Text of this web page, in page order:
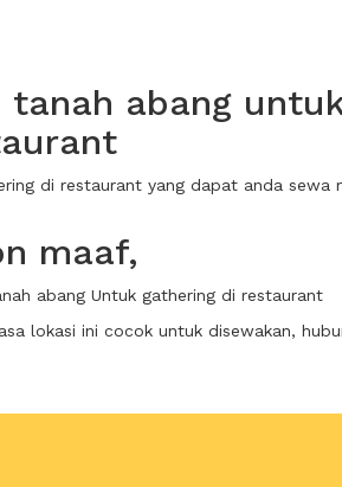
abang
di restaurant yang dapat anda sewa
maaf,
abang Untuk gathering di restaurant
lokasi ini cocok untuk disewakan,